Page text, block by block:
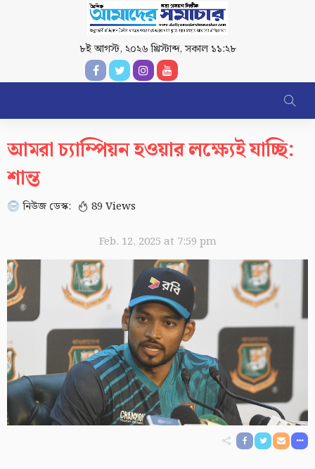
৮ই আগস্ট, ২০২৬ খ্রিস্টাব্দ,সকাল ১১:২৮
আমরা চ্যাম্পিয়ন হওয়ার লক্ষ্যেই যাচ্ছি:
শান্ত
নিউজ ডেস্ক: 89 Views
Feb. 12, 2025 at 7:59 pm